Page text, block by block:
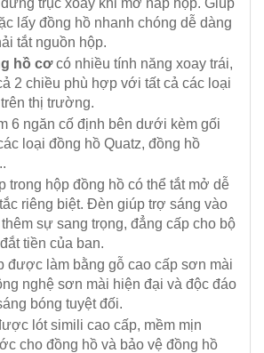
trục xoay khi mở nắp hộp. Giúp
lấy đồng hồ nhanh chóng dễ dàng
tắt nguồn hộp.
hồ cơcó nhiều tính năng xoay trái,
2 chiều phù hợp với tất cả các loại
thị trường.
6 ngăn cố định bên dưới kèm gối
loại đồng hồ Quatz, đồng hồ
trong hộp đồng hồ có thể tắt mở dễ
riêng biệt. Đèn giúp trợ sáng vào
sự sang trọng, đẳng cấp cho bộ
tiền của ban.
được làm bằng gỗ cao cấp sơn mài
nghệ sơn mài hiện đại và độc đáo
bóng tuyệt đối.
lót simili cao cấp, mềm mịn
cho đồng hồ và bảo vệ đồng hồ